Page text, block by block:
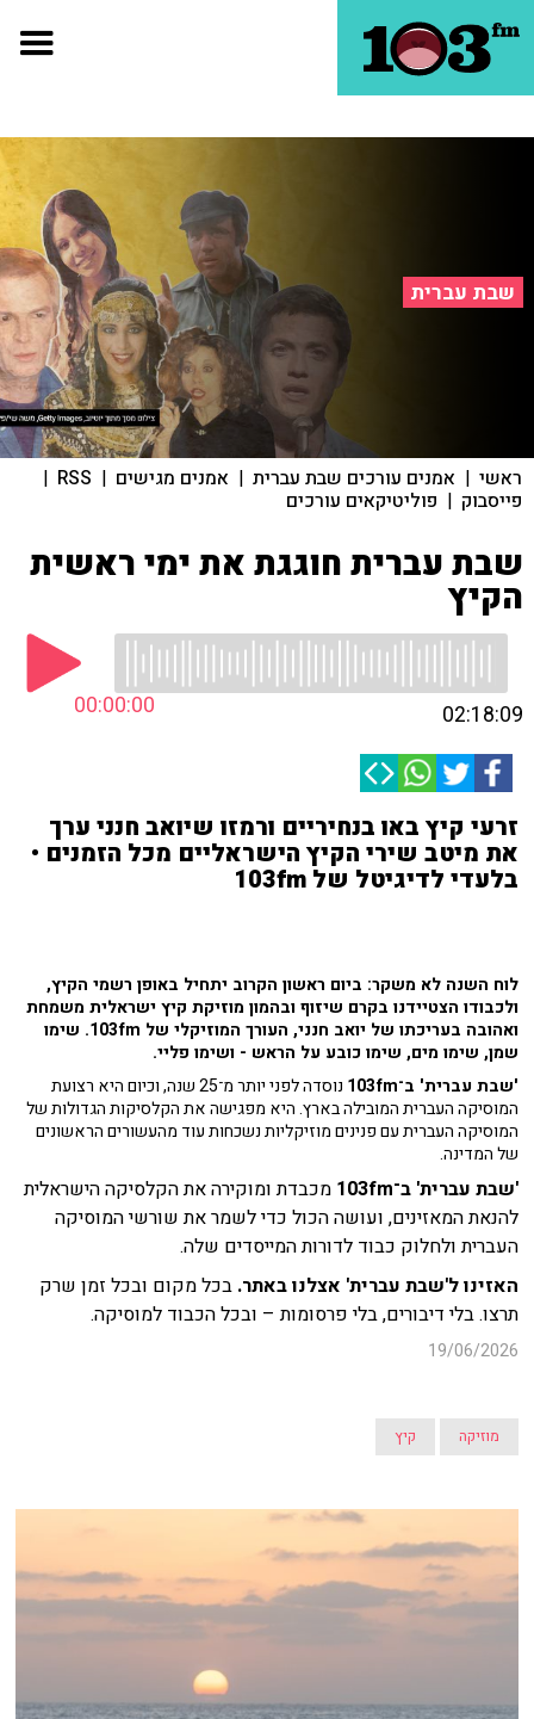
שבת עברית
ראשי | אמנים עורכים שבת עברית | אמנים מגישים |
RSS
|
פייסבוק | פוליטיקאים עורכים
שבת עברית חוגגת את ימי ראשית
הקיץ
00:00:00 02:18:09
זרעי קיץ באו בנחיריים ורמזו שיואב חנני ערך
את מיטב שירי הקיץ הישראליים מכל הזמנים •
בלעדי לדיגיטל של 103fm
לוח השנה לא משקר: ביום ראשון הקרוב יתחיל באופן רשמי הקיץ,
ולכבודו הצטיידנו בקרם שיזוף ובהמון מוזיקת קיץ ישראלית משמחת
ואהובה בעריכתו של יואב חנני, העורך המוזיקלי של 103fm. שימו
שמן, שימו מים, שימו כובע על הראש - ושימו פליי.
'שבת עברית' ב־103fm
נוסדה לפני יותר מ־25 שנה, וכיום היא רצועת
המוסיקה העברית המובילה בארץ. היא מפגישה את הקלסיקות הגדולות של
המוסיקה העברית עם פנינים מוזיקליות נשכחות עוד מהעשורים הראשונים
של המדינה.
'שבת עברית' ב־103fm
מכבדת ומוקירה את הקלסיקה הישראלית
להנאת המאזינים, ועושה הכול כדי לשמר את שורשי המוסיקה
העברית ולחלוק כבוד לדורות המייסדים שלה.
האזינו ל'שבת עברית' אצלנו באתר. בכל מקום ובכל זמן שרק
תרצו. בלי דיבורים, בלי פרסומות – ובכל הכבוד למוסיקה.
19/06/2026
מוזיקה קיץ